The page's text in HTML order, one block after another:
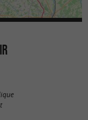
s’inscrit
découvertes et